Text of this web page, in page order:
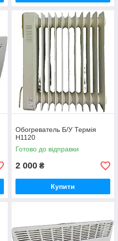
Обогреватель Б/У Термія
Н1120
Готово до відправки
2 000 ₴
Купити